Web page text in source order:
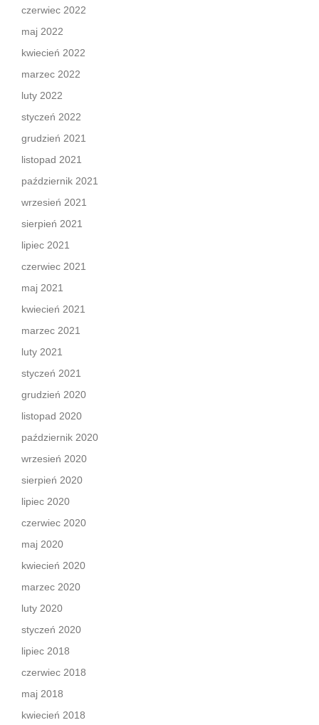
czerwiec 2022
maj 2022
kwiecień 2022
marzec 2022
luty 2022
styczeń 2022
grudzień 2021
listopad 2021
październik 2021
wrzesień 2021
sierpień 2021
lipiec 2021
czerwiec 2021
maj 2021
kwiecień 2021
marzec 2021
luty 2021
styczeń 2021
grudzień 2020
listopad 2020
październik 2020
wrzesień 2020
sierpień 2020
lipiec 2020
czerwiec 2020
maj 2020
kwiecień 2020
marzec 2020
luty 2020
styczeń 2020
lipiec 2018
czerwiec 2018
maj 2018
kwiecień 2018